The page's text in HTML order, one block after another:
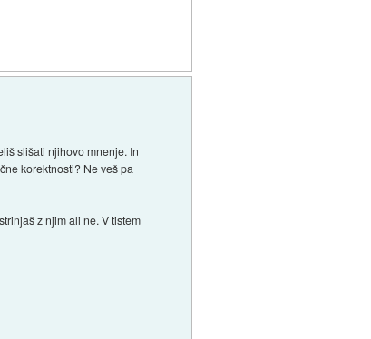
slišati njihovo mnenje. In
korektnosti? Ne veš pa
z njim ali ne. V tistem